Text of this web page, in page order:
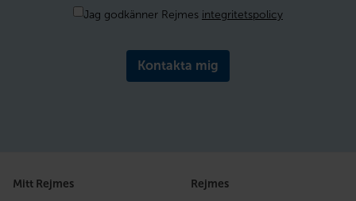
Jag godkänner Rejmes integritetspolicy
Mitt Rejmes Rejmes